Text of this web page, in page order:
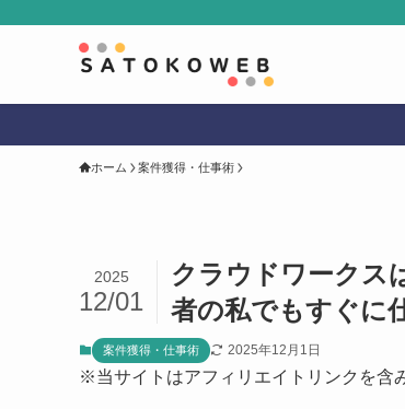
ホーム 案件獲得・仕事術
クラウドワークス
者の私でもすぐに
2025
12/01
案件獲得・仕事術 2025年12月1日
※当サイトはアフィリエイトリンクを含